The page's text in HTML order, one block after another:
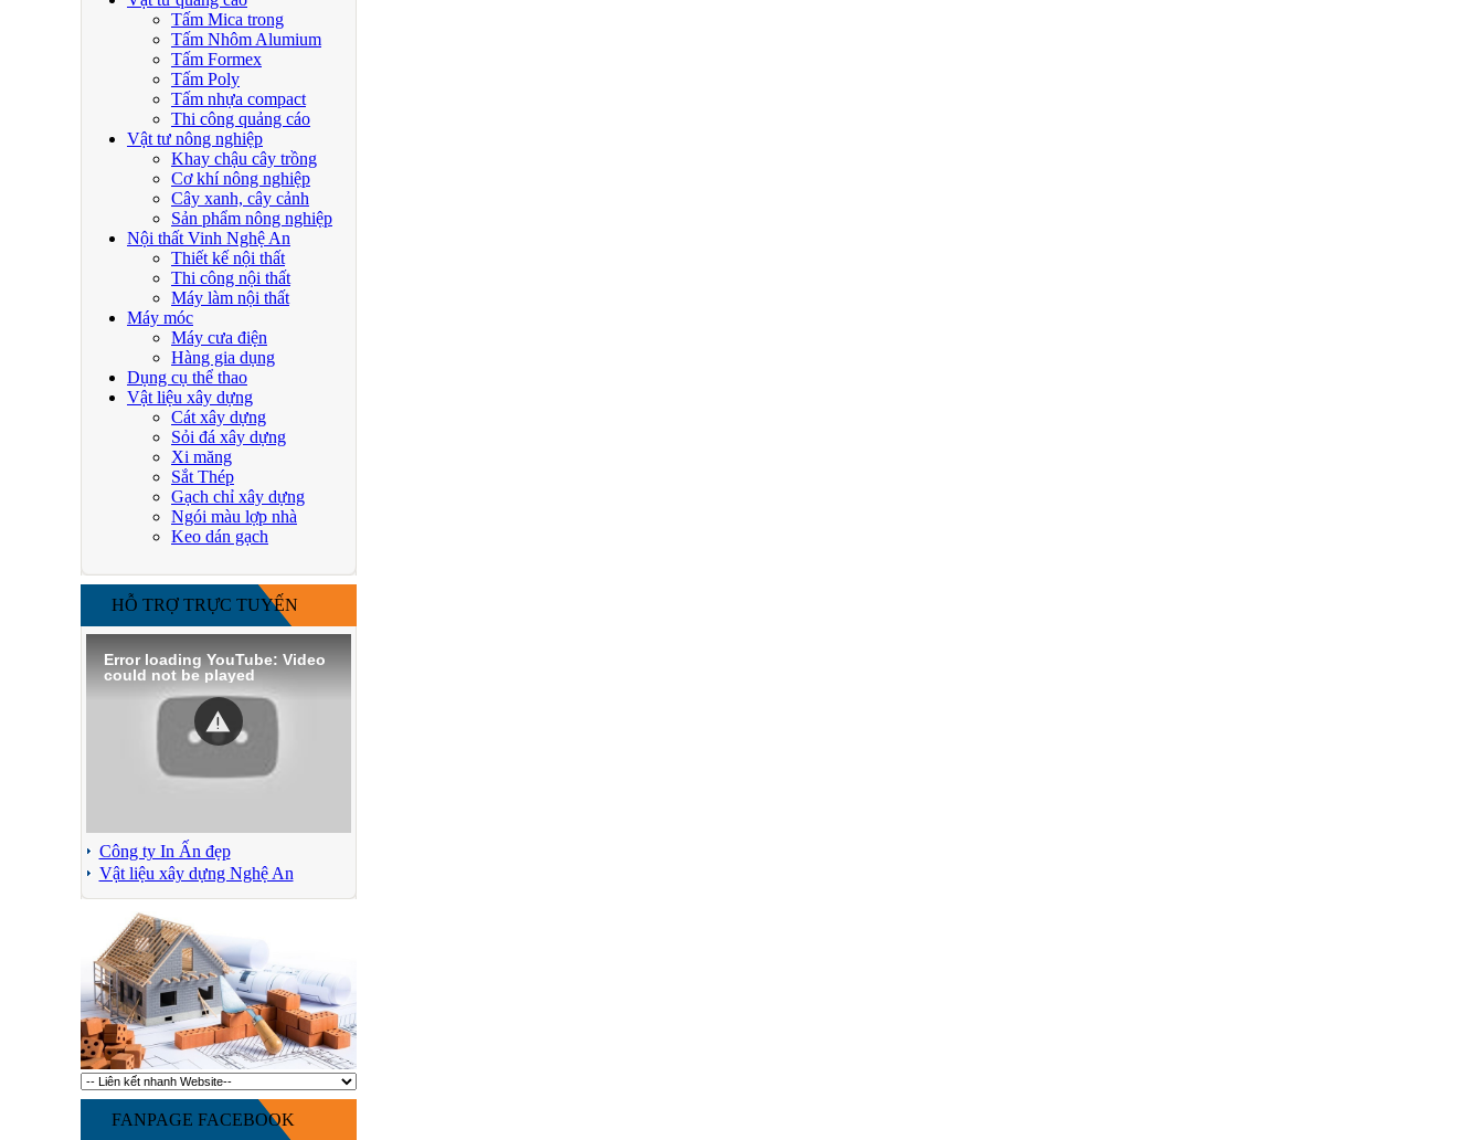
Tấm Mica trong
Tấm Nhôm Alumium
Tấm Formex
Tấm Poly
Tấm nhựa compact
Thi công quảng cáo
Vật tư nông nghiệp
Khay chậu cây trồng
Cơ khí nông nghiệp
Cây xanh, cây cảnh
Sản phẩm nông nghiệp
Nội thất Vinh Nghệ An
Thiết kế nội thất
Thi công nội thất
Máy làm nội thất
Máy móc
Máy cưa điện
Hàng gia dụng
Dụng cụ thể thao
Vật liệu xây dựng
Cát xây dựng
Sỏi đá xây dựng
Xi măng
Sắt Thép
Gạch chỉ xây dựng
Ngói màu lợp nhà
Keo dán gạch
HỖ TRỢ TRỰC TUYẾN
Error loading YouTube: Video
could not be played
Công ty In Ấn đẹp
Vật liệu xây dựng Nghệ An
FANPAGE FACEBOOK